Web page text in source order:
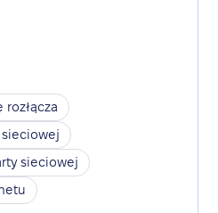
sieciowej